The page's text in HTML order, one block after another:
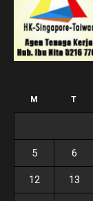
M T
5 6
12 13